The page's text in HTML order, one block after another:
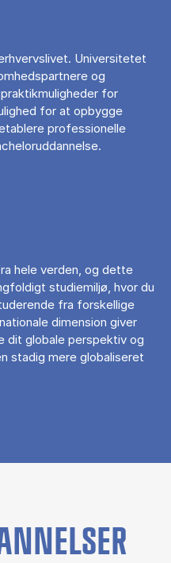
Universitetet
og
for
for at opbygge
professionelle
hele verden, og dette
studiemiljø, hvor du
fra forskellige
dimension giver
dit globale perspektiv og
stadig mere globaliseret